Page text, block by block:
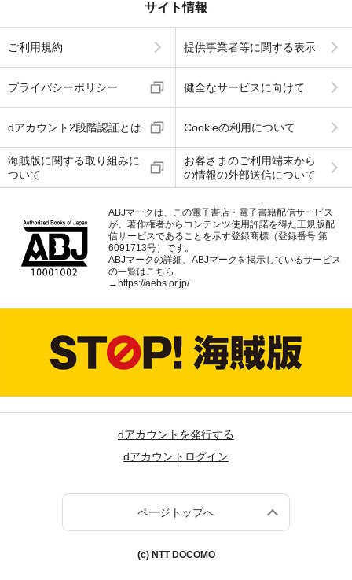
サイト情報
ご利用規約 提供事業者等に関する表示
プライバシーポリシー 健全なサービスに向けて
dアカウント2段階認証とは Cookieの利用について
海賊版に関する取り組みに
ついて
お客さまのご利用端末から
の情報の外部送信について
ABJマークは、この電子書店・電子書籍配信サービス
が、著作権者からコンテンツ使用許諾を得た正規版配
信サービスであることを示す登録商標（登録番号 第
6091713号）です。
ABJマークの詳細、ABJマークを掲示しているサービス
の一覧はこちら
→ https://aebs.or.jp/
dアカウントを発行する
dアカウントログイン
ページトップへ
(c) NTT DOCOMO